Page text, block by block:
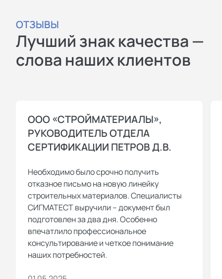
ОТЗЫВЫ
Лучший знак качества —
слова наших клиентов
ООО «СТРОЙМАТЕРИАЛЫ»,
РУКОВОДИТЕЛЬ ОТДЕЛА
СЕРТИФИКАЦИИ ПЕТРОВ Д.В.
Необходимо было срочно получить
отказное письмо на новую линейку
строительных материалов. Специалисты
СИГМАТЕСТ выручили – документ был
подготовлен за два дня. Особенно
впечатлило профессиональное
консультирование и четкое понимание
наших потребностей.